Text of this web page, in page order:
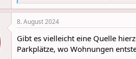
e
a
c
i
o
8. August 2024
Gibt es vielleicht eine Quelle
Parkplätze, wo Wohnungen